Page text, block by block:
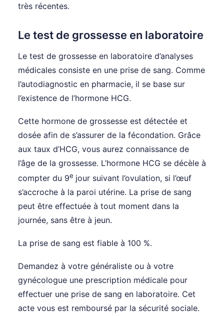
très récentes.
Le test de grossesse en laboratoire
Le test de grossesse en laboratoire d’analyses
médicales consiste en une prise de sang. Comme
l’autodiagnostic en pharmacie, il se base sur
l’existence de l’hormone HCG.
Cette hormone de grossesse est détectée et
dosée afin de s’assurer de la fécondation. Grâce
aux taux d’HCG, vous aurez connaissance de
l’âge de la grossesse. L’hormone HCG se décèle à
compter du 9e jour suivant l’ovulation, si l’œuf
s’accroche à la paroi utérine. La prise de sang
peut être effectuée à tout moment dans la
journée, sans être à jeun.
La prise de sang est fiable à 100 %.
Demandez à votre généraliste ou à votre
gynécologue une prescription médicale pour
effectuer une prise de sang en laboratoire. Cet
acte vous est remboursé par la sécurité sociale.